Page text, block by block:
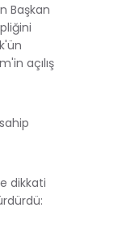
Başkan
açılış
dikkati